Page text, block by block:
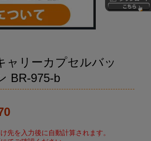
ャリーカプセルバッ
BR-975-b